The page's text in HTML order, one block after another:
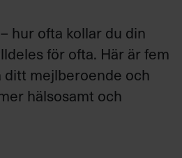
hur ofta kollar du din
för ofta. Här är fem
mejlberoende och
hälsosamt och